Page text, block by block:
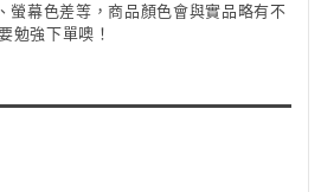
螢幕色差等，商品顏色會與實品略有不
勉強下單噢！